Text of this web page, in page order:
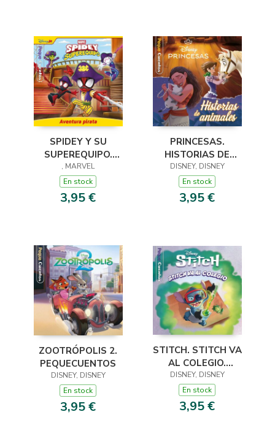
SPIDEY Y SU
SUPEREQUIPO.
AVENTURA PIRATA.
PEQUECUENTOS
, MARVEL
En stock
3,95 €
PRINCESAS.
HISTORIAS DE
ANIMALES.
PEQUECUENTOS
DISNEY, DISNEY
En stock
3,95 €
ZOOTRÓPOLIS 2.
PEQUECUENTOS
DISNEY, DISNEY
En stock
3,95 €
STITCH. STITCH VA
AL COLEGIO.
PEQUECUENTOS
DISNEY, DISNEY
En stock
3,95 €